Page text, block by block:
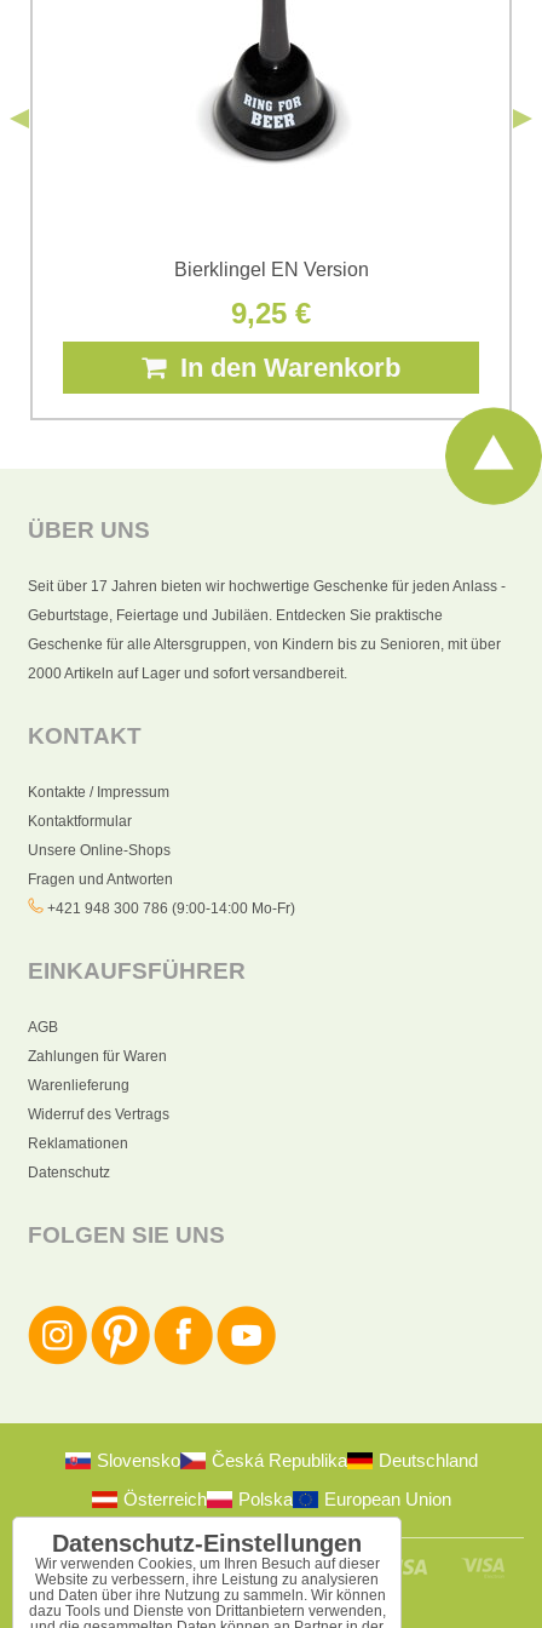
Datenschutzbedingungen
Bomba s.r.o. zur Kenntnis genommen.
Bierklingel EN Version
9,25 €
In den Warenkorb
ÜBER UNS
Seit über 17 Jahren bieten wir hochwertige Geschenke für jeden Anlass -
Geburtstage, Feiertage und Jubiläen. Entdecken Sie praktische
Geschenke für alle Altersgruppen, von Kindern bis zu Senioren, mit über
2000 Artikeln auf Lager und sofort versandbereit.
KONTAKT
Kontakte / Impressum
Kontaktformular
Unsere Online-Shops
Fragen und Antworten
+421 948 300 786 (9:00-14:00 Mo-Fr)
EINKAUFSFÜHRER
AGB
Zahlungen für Waren
Warenlieferung
Widerruf des Vertrags
Reklamationen
Datenschutz
FOLGEN SIE UNS
Slovensko Česká Republika
Deutschland
Österreich
Polska European Union
Datenschutz-Einstellungen
Wir verwenden Cookies, um Ihren Besuch auf dieser
Website zu verbessern, ihre Leistung zu analysieren
und Daten über ihre Nutzung zu sammeln. Wir können
dazu Tools und Dienste von Drittanbietern verwenden,